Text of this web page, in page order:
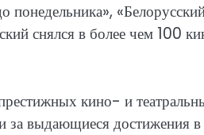
снялся в более чем 100
кино- и
за выдающиеся достижения в